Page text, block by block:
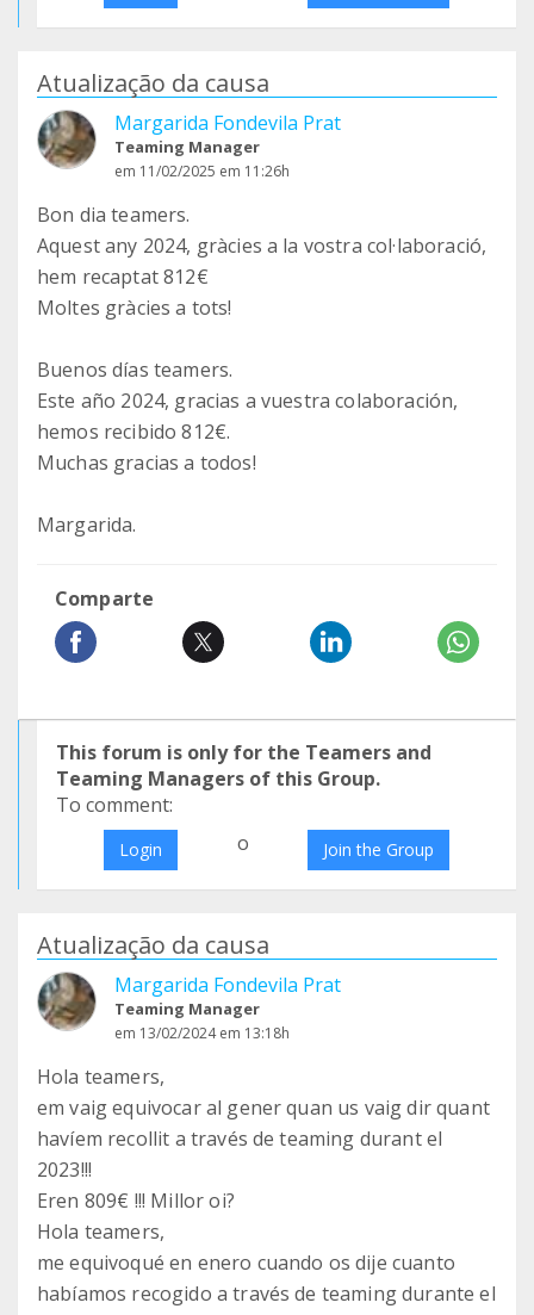
Atualização da causa
Margarida Fondevila Prat
Teaming Manager
em 11/02/2025 em 11:26h
Bon dia teamers.
Aquest any 2024, gràcies a la vostra col·laboració,
hem recaptat 812€
Moltes gràcies a tots!
Buenos días teamers.
Este año 2024, gracias a vuestra colaboración,
hemos recibido 812€.
Muchas gracias a todos!
Margarida.
Comparte
This forum is only for the Teamers and
Teaming Managers of this Group.
To comment:
Login o Join the Group
Atualização da causa
Margarida Fondevila Prat
Teaming Manager
em 13/02/2024 em 13:18h
Hola teamers,
em vaig equivocar al gener quan us vaig dir quant
havíem recollit a través de teaming durant el
2023!!!
Eren 809€ !!! Millor oi?
Hola teamers,
me equivoqué en enero cuando os dije cuanto
habíamos recogido a través de teaming durante el